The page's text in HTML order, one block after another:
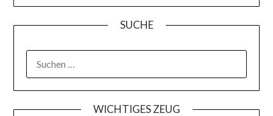
SUCHE
WICHTIGES ZEUG